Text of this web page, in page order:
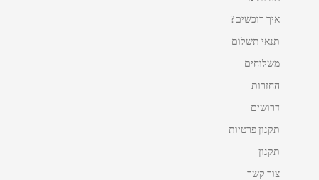
איך רוכשים?
תנאי תשלום
משלוחים
החזרות
דרושים
תקנון פרטיות
תקנון
צור קשר